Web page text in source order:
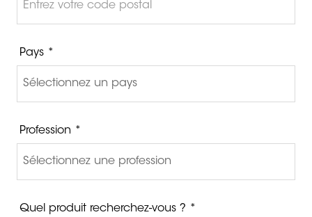
Pays *
Profession *
Quel produit recherchez-vous ? *